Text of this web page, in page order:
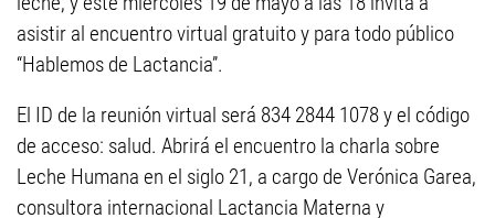
asistir al encuentro virtual gratuito y para todo público
“Hablemos de Lactancia”.
El ID de la reunión virtual será 834 2844 1078 y el código
de acceso: salud. Abrirá el encuentro la charla sobre
Leche Humana en el siglo 21, a cargo de Verónica Garea,
consultora internacional Lactancia Materna y